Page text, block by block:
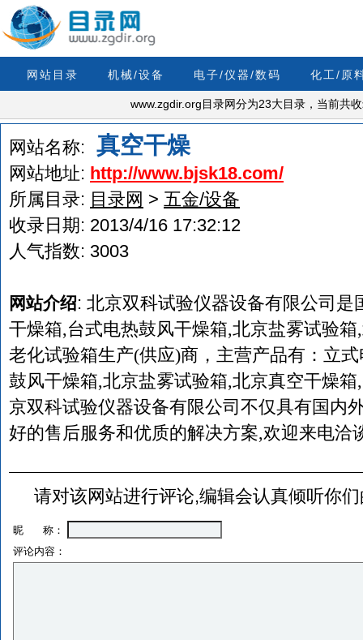
网站目录 机械/设备 电子/仪器/数码 化工/原
www.zgdir.org目录网分为23大目录，当前共
网站名称: 真空干燥
网站地址: http://www.bjsk18.com/
所属目录: 目录网 > 五金/设备
收录日期: 2013/4/16 17:32:12
人气指数: 3003
网站介绍: 北京双科试验仪器设备有限公司是
干燥箱,台式电热鼓风干燥箱,北京盐雾试验
老化试验箱生产(供应)商，主营产品有：立
鼓风干燥箱,北京盐雾试验箱,北京真空干燥
京双科试验仪器设备有限公司不仅具有国内
好的售后服务和优质的解决方案,欢迎来电洽
请对该网站进行评论,编辑会认真倾听你
昵 称：
评论内容：